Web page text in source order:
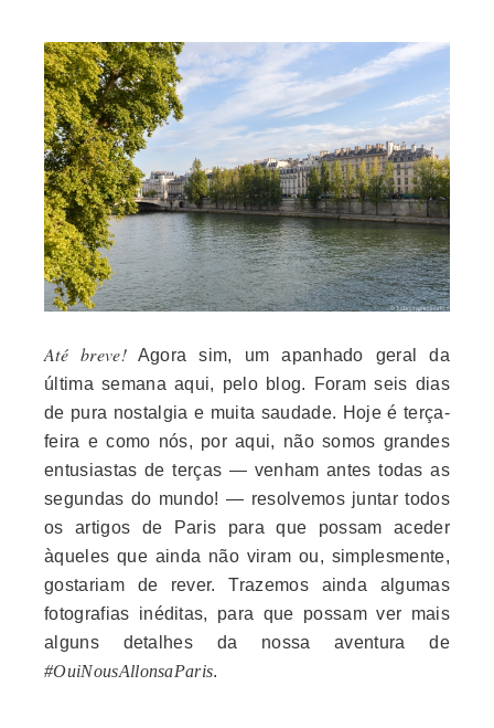
Até breve!Agora sim, um apanhado geral da
última semana aqui, pelo blog. Foram seis dias
de pura nostalgia e muita saudade. Hoje é terça-
feira e como nós, por aqui, não somos grandes
entusiastas de terças — venham antes todas as
segundas do mundo! — resolvemos juntar todos
os artigos de Paris para que possam aceder
àqueles que ainda não viram ou, simplesmente,
gostariam de rever. Trazemos ainda algumas
fotografias inéditas, para que possam ver mais
alguns detalhes da nossa aventura de
#OuiNousAllonsaParis.